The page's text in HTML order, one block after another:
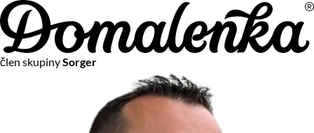
člen skupinySorger
Na vašom súkromí nám záleží
Chceme vám neustále poskytovať tie najlepšie služby.
Vzhľadom k platnej legislatíve od vás ale potrebujeme súhlas
s používaním súborov cookies.
Viac o personalizácii a meraní